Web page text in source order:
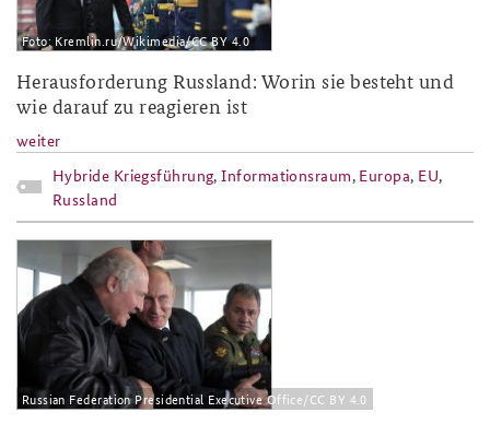
Foto: Kremlin.ru/Wikimedia/CC BY 4.0
Herausforderung Russland: Worin sie besteht und
wie darauf zu reagieren ist
weiter
Hybride Kriegsführung,Informationsraum, Europa, EU,
Russland
2017-11.jpg
Russian Federation Presidential Executive Office/CC BY 4.0